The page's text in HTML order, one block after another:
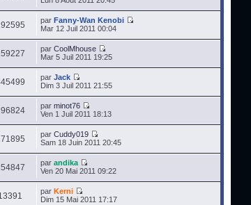
par Fanny-Wan Kenobi
Mar 12 Juil 2011 00:04
par CoolMhouse
Mar 5 Juil 2011 19:25
par Jack
Dim 3 Juil 2011 21:55
par minot76
Ven 1 Juil 2011 18:13
par Cuddy019
Sam 18 Juin 2011 20:45
par andika
Ven 20 Mai 2011 09:22
par Kerni
Dim 15 Mai 2011 17:17